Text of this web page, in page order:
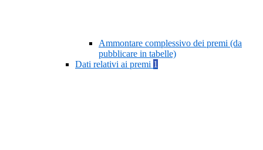
Ammontare complessivo dei premi (da
pubblicare in tabelle)
Dati relativi ai premi 1